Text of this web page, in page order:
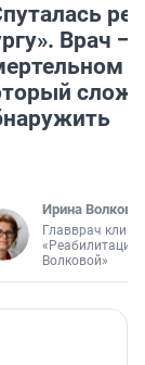
Врач —
Ирина Волкова
Главврач
«Реабилитация
Волковой»